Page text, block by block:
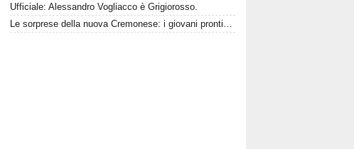
Ufficiale: Alessandro Vogliacco è Grigiorosso.
Le sorprese della nuova Cremonese: i giovani pronti a esplodere con Marco Giampaolo